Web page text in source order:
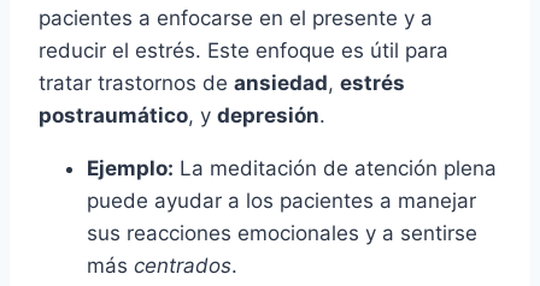
pacientes a enfocarse en el presente y a
reducir el estrés. Este enfoque es útil para
tratar trastornos de ansiedad, estrés
postraumático, y depresión.
Ejemplo: La meditación de atención plena
puede ayudar a los pacientes a manejar
sus reacciones emocionales y a sentirse
más centrados.